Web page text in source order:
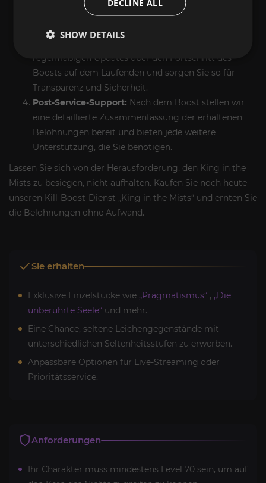
und den King in the Mists schnell zu besiegen und
Ausfallzeiten zu minimieren.
Fortschrittsaktualisierungen:
regelmäßigen Updates über den Fortschritt des
Boosts auf dem Laufenden und sorgen Sie so für
Transparenz und Sicherheit.
Post-Service-Support: Nach dem Boost stellen wir
eine detaillierte Zusammenfassung der erhaltenen
Belohnungen bereit und bieten jede weitere
Unterstützung, die Sie benötigen.
Lassen Sie sich von der Herausforderung, den King in the
Mists zu besiegen, nicht aufhalten. Kaufen Sie noch heute
unseren Kill-Boost-Dienst „King in the Mists“ und ernten Sie
die Belohnungen ohne Aufwand.
Sie erhalten
Exklusive Einzelstücke wie „Pragmatismus“ , „Die
unberührte Seele“ und mehr.
Eine Chance, seltene Leichengegenstände mit
unterschiedlichen Seltenheitsstufen zu erwerben.
Anpassbare Optionen für Live-Streaming oder
Prioritätsservice.
Anforderungen
Ihr Charakter muss mindestens Level 70 sein, um auf
SHOW DETAILS